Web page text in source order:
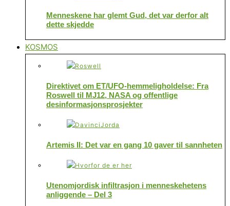
Menneskene har glemt Gud, det var derfor alt
dette skjedde
KOSMOS
Direktivet om ET/UFO-hemmeligholdelse: Fra
Roswell til MJ12, NASA og offentlige
desinformasjonsprosjekter
Artemis II: Det var en gang 10 gaver til sannheten
Utenomjordisk infiltrasjon i menneskehetens
anliggende – Del 3